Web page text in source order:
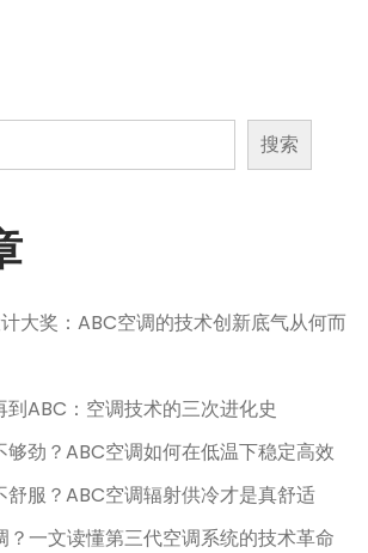
搜索
大奖：ABC空调的技术创新底气从何而
ABC：空调技术的三次进化史
够劲？ABC空调如何在低温下稳定高效
舒服？ABC空调辐射供冷才是真舒适
？一文读懂第三代空调系统的技术革命